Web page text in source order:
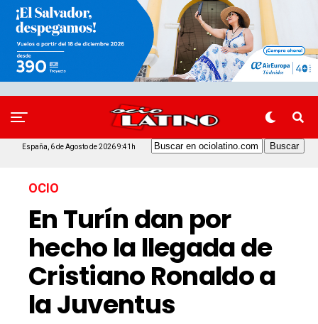
España, 6 de Agosto de 2026 9:41h
OCIO
En Turín dan por
hecho la llegada de
Cristiano Ronaldo a
la Juventus